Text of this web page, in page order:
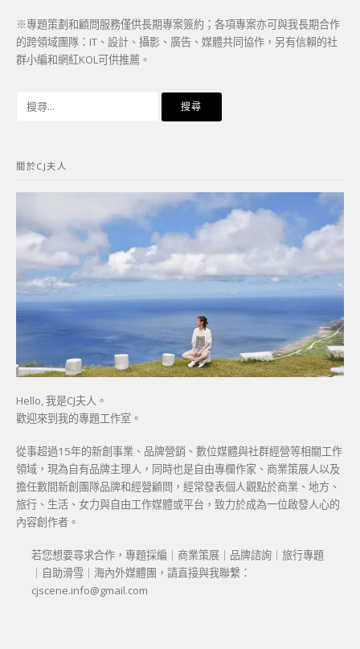
※專題策劃和顧問服務僅供長期專案簽約；各項專案亦可與我長期合作
的跨領域團隊：IT、設計、攝影、廣告、媒體共同協作，另有信賴的社
群小編和網紅KOL可供推薦。
字:
關於CJ夫人
Hello, 我是CJ夫人。
歡迎來到我的專題工作室。
從事超過15年的新創事業、品牌營銷、數位媒體與社群經營等相關工作
領域，現為自有品牌主理人，同時也是自由專欄作家、商業策展人以及
擔任數間新創團隊品牌和經營顧問，經常發表個人觀點於商業、地方、
旅行、生活、女力與自由工作媒體或平台，致力於成為一位啟發人心的
內容創作者。
若您想要尋求合作，專題採編｜商業策展｜品牌諮詢｜旅行專題
｜自助滑雪｜海內外媒體團，請直接與我聯繫：
cjscene.info@gmail.com